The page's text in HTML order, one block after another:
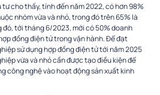
tư cho thấy, tính đến năm 2022, có hơn 98%
nhóm vừa và nhỏ, trong đó trên 65% là
đó, tới tháng 6/2023, mới có 50% doanh
đồng điện tử trong vận hành. Để đạt
sử dụng hợp đồng điện tử tới năm 2025
vừa và nhỏ cần được tạo điều kiện để
công nghệ vào hoạt động sản xuất kinh